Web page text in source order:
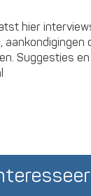
hier
Suggesties